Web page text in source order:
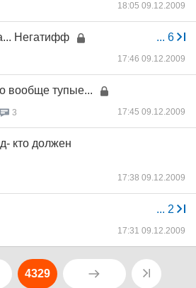
18:05 09.12.2009
... 6
Негатифф
17:46 09.12.2009
вообще тупые...
3 17:45 09.12.2009
кто должен
17:38 09.12.2009
... 2
17:31 09.12.2009
4329